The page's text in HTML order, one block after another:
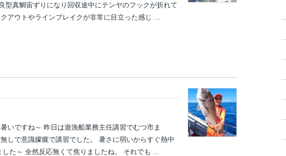
型真鯛宙ずりになり回収途中にテンヤのフックが折れて
アウトやラインブレイクが非常に目立った感じ …
いですね～ 昨日は遊漁船業務主任講習でむつ市ま
しで意識朦朧で講習でした。 暑さに弱いからすぐ熱中
た～ 全然反応無くて焦りましたね。 それでも …